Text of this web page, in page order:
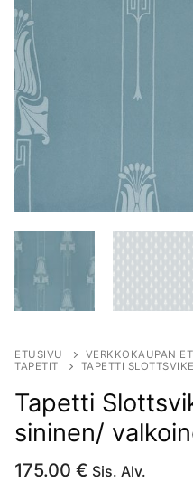
ETUSIVU VERKKOKAUPAN
TAPETIT
TAPETTI
Tapetti
sininen/
175.00 € Sis. Alv.